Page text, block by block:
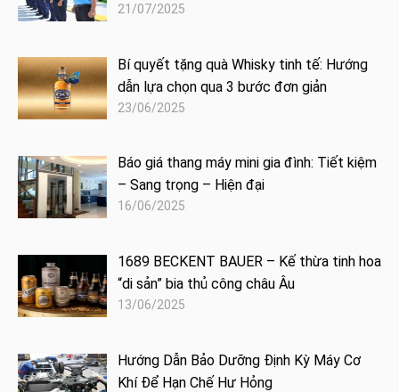
21/07/2025
Bí quyết tặng quà Whisky tinh tế: Hướng
dẫn lựa chọn qua 3 bước đơn giản
23/06/2025
Báo giá thang máy mini gia đình: Tiết kiệm
– Sang trọng – Hiện đại
16/06/2025
1689 BECKENT BAUER – Kế thừa tinh hoa
“di sản” bia thủ công châu Âu
13/06/2025
Hướng Dẫn Bảo Dưỡng Định Kỳ Máy Cơ
Khí Để Hạn Chế Hư Hỏng